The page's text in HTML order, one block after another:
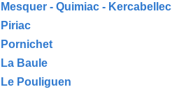
Mesquer - Quimiac - Kercabellec
Piriac
Pornichet
La Baule
Le Pouliguen